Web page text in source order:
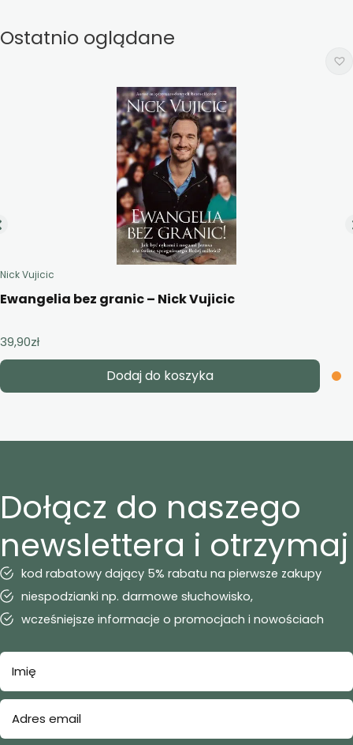
Ostatnio oglądane
Nick Vujicic
Ewangelia bez granic – Nick Vujicic
39,90zł
Dodaj do koszyka
Dołącz do naszego
newslettera i otrzymaj
kod rabatowy dający 5% rabatu na pierwsze zakupy
niespodzianki np. darmowe słuchowisko,
wcześniejsze informacje o promocjach i nowościach